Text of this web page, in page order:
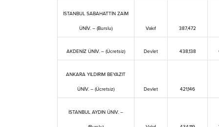
İSTANBUL SABAHATTİN ZAİM
ÜNİV. – (Burslu) Vakıf 387,472
AKDENİZ ÜNİV. – (Ücretsiz) Devlet 438,138
ANKARA YILDIRIM BEYAZIT
ÜNİV. – (Ücretsiz) Devlet 421,146
İSTANBUL AYDIN ÜNİV. –